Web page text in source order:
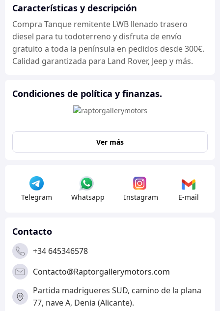
cantidad
Características y descripción
Compra Tanque remitente LWB llenado trasero
diesel para tu todoterreno y disfruta de envío
gratuito a toda la península en pedidos desde 300€.
Calidad garantizada para Land Rover, Jeep y más.
Condiciones de política y finanzas.
Ver más
Telegram Whatsapp Instagram E-mail
Contacto
+34 645346578
Contacto@Raptorgallerymotors.com
Partida madrigueres SUD, camino de la plana
77, nave A, Denia (Alicante).